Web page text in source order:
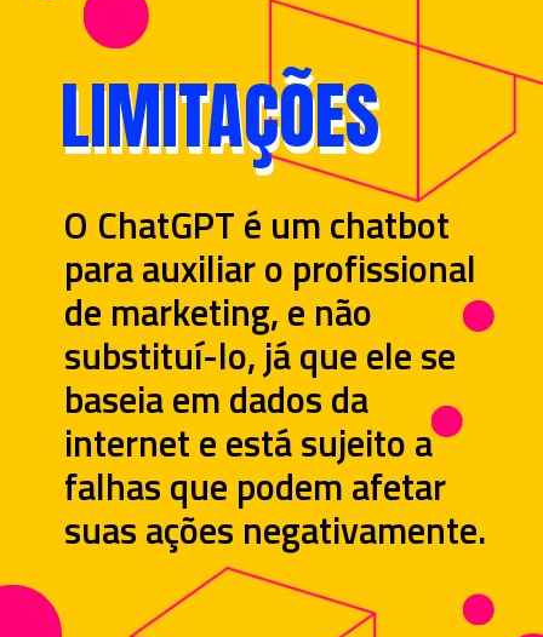
O ChatGPT é um chatbot
para auxiliar o profissional
de marketing, e não
substituí-lo, já que ele se
baseia em dados da
internet e está sujeito a
falhas que podem afetar
suas ações negativamente.
LIMITAÇÕES
LIMITAÇÕES